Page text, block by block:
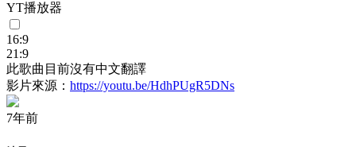
YT播放器
16:9
21:9
此歌曲目前沒有中文翻譯
影片來源： https://youtu.be/HdhPUgR5DNs
7年前